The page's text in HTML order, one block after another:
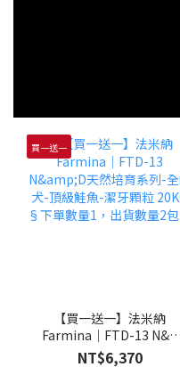
買一送一
【買一送一】法米納
Farmina｜FTD-13 N&D
天然培育系列-全齡犬-頂級
NT$6,370